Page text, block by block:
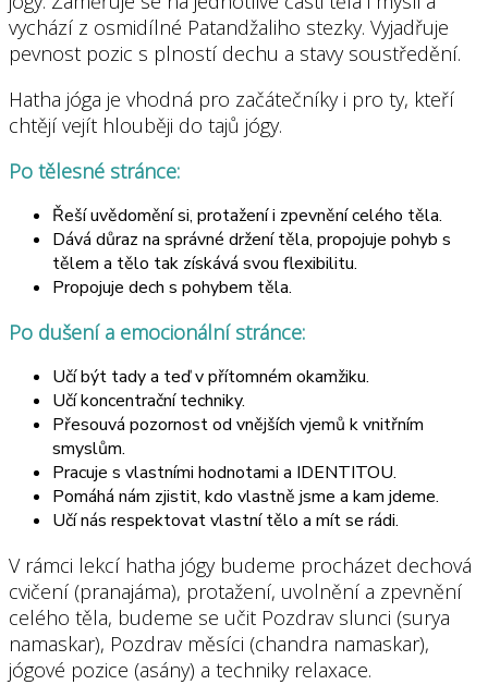
vychází z osmidílné Patandžaliho stezky. Vyjadřuje
pevnost pozic s plností dechu a stavy soustředění.
Hatha jóga je vhodná pro začátečníky i pro ty, kteří
chtějí vejít hlouběji do tajů jógy.
Po tělesné stránce:
Řeší uvědomění si, protažení i zpevnění celého těla.
Dává důraz na správné držení těla, propojuje pohyb s
tělem a tělo tak získává svou flexibilitu.
Propojuje dech s pohybem těla.
Po dušení a emocionální stránce:
Učí být tady a teď v přítomném okamžiku.
Učí koncentrační techniky.
Přesouvá pozornost od vnějších vjemů k vnitřním
smyslům.
Pracuje s vlastními hodnotami a IDENTITOU.
Pomáhá nám zjistit, kdo vlastně jsme a kam jdeme.
Učí nás respektovat vlastní tělo a mít se rádi.
V rámci lekcí hatha jógy budeme procházet dechová
cvičení (pranajáma), protažení, uvolnění a zpevnění
celého těla, budeme se učit Pozdrav slunci (surya
namaskar), Pozdrav měsíci (chandra namaskar),
jógové pozice (asány) a techniky relaxace.